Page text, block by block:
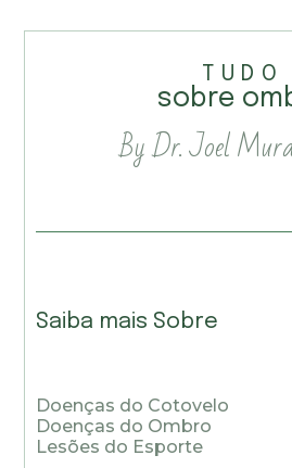
TUDO
sobre
By Dr. Joel
Saiba mais Sobre
Doenças do Cotovelo
Doenças do Ombro
Lesões do Esporte